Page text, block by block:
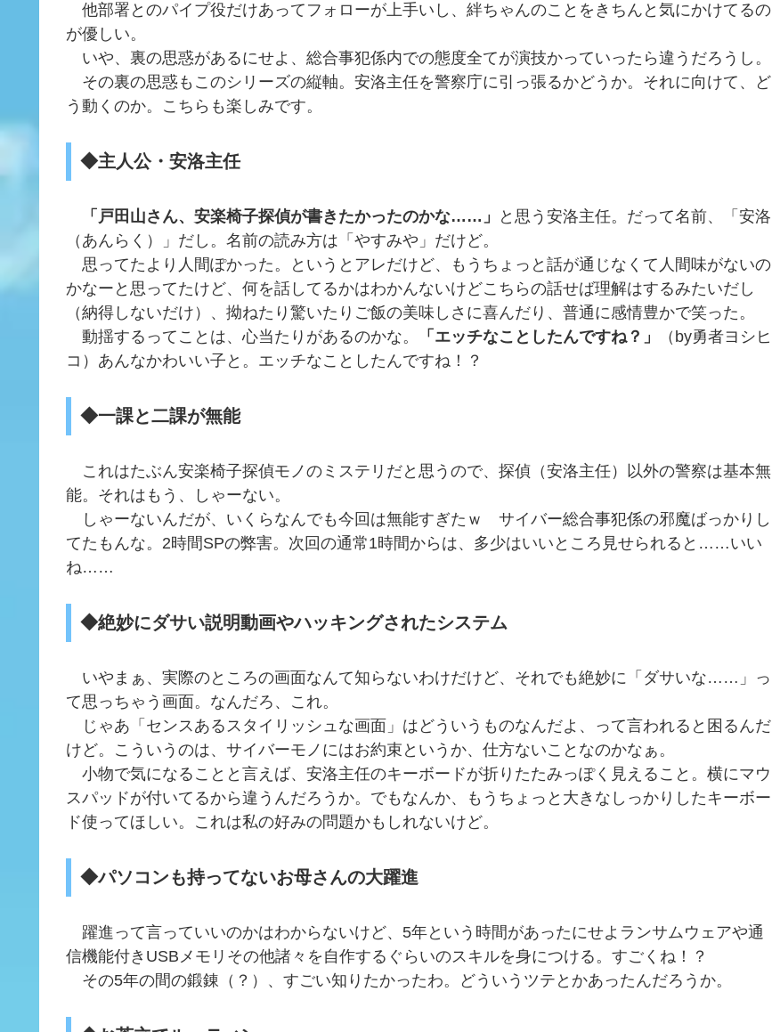
他部署とのパイプ役だけあってフォローが上手いし、絆ちゃんのことをきちんと気にかけてるの
が優しい。
いや、裏の思惑があるにせよ、総合事犯係内での態度全てが演技かっていったら違うだろうし。
その裏の思惑もこのシリーズの縦軸。安洛主任を警察庁に引っ張るかどうか。それに向けて、ど
う動くのか。こちらも楽しみです。
◆主人公・安洛主任
「戸田山さん、安楽椅子探偵が書きたかったのかな……」
と思う安洛主任。だって名前、「安洛
（あんらく）」だし。名前の読み方は「やすみや」だけど。
思ってたより人間ぽかった。というとアレだけど、もうちょっと話が通じなくて人間味がないの
かなーと思ってたけど、何を話してるかはわかんないけどこちらの話せば理解はするみたいだし
（納得しないだけ）、拗ねたり驚いたりご飯の美味しさに喜んだり、普通に感情豊かで笑った。
動揺するってことは、心当たりがあるのかな。
「エッチなことしたんですね？」
（by勇者ヨシヒ
コ）あんなかわいい子と。エッチなことしたんですね！？
◆一課と二課が無能
これはたぶん安楽椅子探偵モノのミステリだと思うので、探偵（安洛主任）以外の警察は基本無
能。それはもう、しゃーない。
しゃーないんだが、いくらなんでも今回は無能すぎたｗ サイバー総合事犯係の邪魔ばっかりし
てたもんな。2時間SPの弊害。次回の通常1時間からは、多少はいいところ見せられると……いい
ね……
◆絶妙にダサい説明動画やハッキングされたシステム
いやまぁ、実際のところの画面なんて知らないわけだけど、それでも絶妙に「ダサいな……」っ
て思っちゃう画面。なんだろ、これ。
じゃあ「センスあるスタイリッシュな画面」はどういうものなんだよ、って言われると困るんだ
けど。こういうのは、サイバーモノにはお約束というか、仕方ないことなのかなぁ。
小物で気になることと言えば、安洛主任のキーボードが折りたたみっぽく見えること。横にマウ
スパッドが付いてるから違うんだろうか。でもなんか、もうちょっと大きなしっかりしたキーボー
ド使ってほしい。これは私の好みの問題かもしれないけど。
◆パソコンも持ってないお母さんの大躍進
躍進って言っていいのかはわからないけど、5年という時間があったにせよランサムウェアや通
信機能付きUSBメモリその他諸々を自作するぐらいのスキルを身につける。すごくね！？
その5年の間の鍛錬（？）、すごい知りたかったわ。どういうツテとかあったんだろうか。